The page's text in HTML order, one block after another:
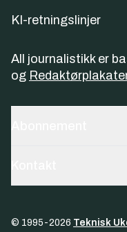
KI-retningslinjer
All journalistikk er
og
© 1995-2026 Teknisk